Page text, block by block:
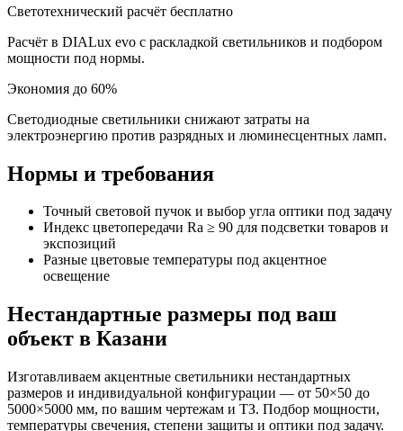
Светотехнический расчёт бесплатно
Расчёт в DIALux evo с раскладкой светильников и подбором
мощности под нормы.
Экономия до 60%
Светодиодные светильники снижают затраты на
электроэнергию против разрядных и люминесцентных ламп.
Нормы и требования
Точный световой пучок и выбор угла оптики под задачу
Индекс цветопередачи Ra ≥ 90 для подсветки товаров и
экспозиций
Разные цветовые температуры под акцентное
освещение
Нестандартные размеры под ваш
объект в Казани
Изготавливаем акцентные светильники нестандартных
размеров и индивидуальной конфигурации — от 50×50 до
5000×5000 мм, по вашим чертежам и ТЗ. Подбор мощности,
температуры свечения, степени защиты и оптики под задачу.